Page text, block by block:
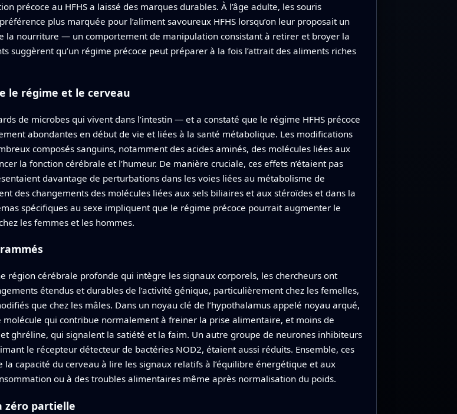
précoce au HFHS a laissé des marques durables. À l’âge adulte, les souris
plus marquée pour l’aliment savoureux HFHS lorsqu’on leur proposait un
la nourriture — un comportement de manipulation consistant à retirer et broyer la
suggèrent qu’un régime précoce peut préparer à la fois l’attrait des aliments riches
le régime et le cerveau
de microbes qui vivent dans l’intestin — et a constaté que le régime HFHS précoce
abondantes en début de vie et liées à la santé métabolique. Les modifications
composés sanguins, notamment des acides aminés, des molécules liées aux
la fonction cérébrale et l’humeur. De manière cruciale, ces effets n’étaient pas
davantage de perturbations dans les voies liées au métabolisme de
des changements des molécules liées aux sels biliaires et aux stéroïdes et dans la
spécifiques au sexe impliquent que le régime précoce pourrait augmenter le
les femmes et les hommes.
région cérébrale profonde qui intègre les signaux corporels, les chercheurs ont
étendus et durables de l’activité génique, particulièrement chez les femelles,
que chez les mâles. Dans un noyau clé de l’hypothalamus appelé noyau arqué,
qui contribue normalement à freiner la prise alimentaire, et moins de
ghréline, qui signalent la satiété et la faim. Un autre groupe de neurones inhibiteurs
le récepteur détecteur de bactéries NOD2, étaient aussi réduits. Ensemble, ces
capacité du cerveau à lire les signaux relatifs à l’équilibre énergétique et aux
ou à des troubles alimentaires même après normalisation du poids.
zéro partielle